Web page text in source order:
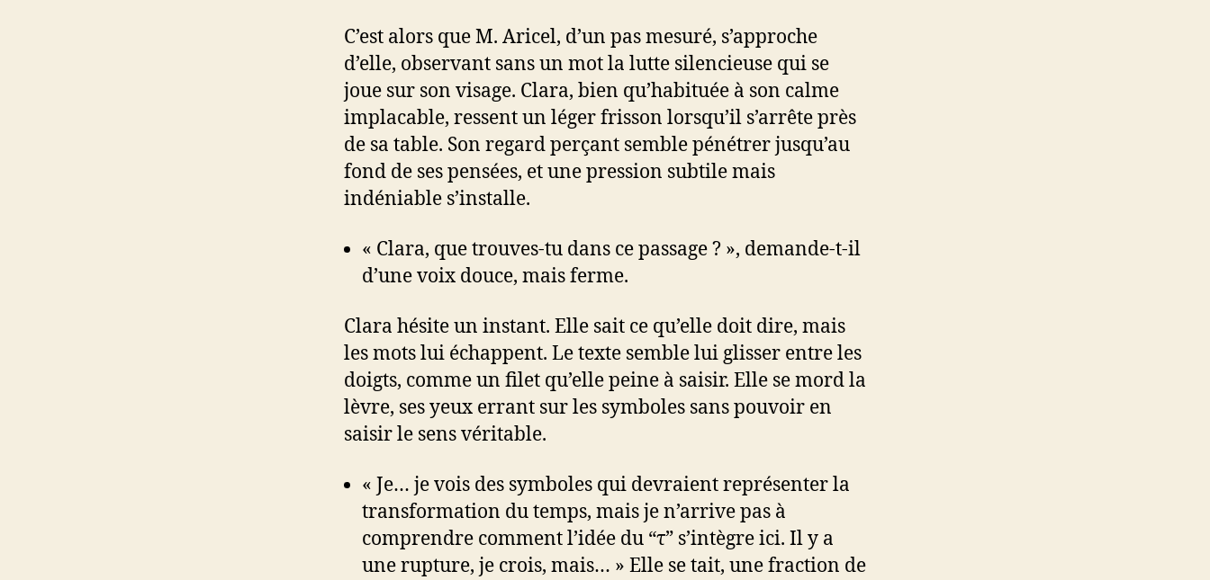
C’est alors que M. Aricel, d’un pas mesuré, s’approche
d’elle, observant sans un mot la lutte silencieuse qui se
joue sur son visage. Clara, bien qu’habituée à son calme
implacable, ressent un léger frisson lorsqu’il s’arrête près
de sa table. Son regard perçant semble pénétrer jusqu’au
fond de ses pensées, et une pression subtile mais
indéniable s’installe.
« Clara, que trouves-tu dans ce passage ? », demande-t-il
d’une voix douce, mais ferme.
Clara hésite un instant. Elle sait ce qu’elle doit dire, mais
les mots lui échappent. Le texte semble lui glisser entre les
doigts, comme un filet qu’elle peine à saisir. Elle se mord la
lèvre, ses yeux errant sur les symboles sans pouvoir en
saisir le sens véritable.
« Je… je vois des symboles qui devraient représenter la
transformation du temps, mais je n’arrive pas à
comprendre comment l’idée du “τ” s’intègre ici. Il y a
une rupture, je crois, mais… » Elle se tait, une fraction de